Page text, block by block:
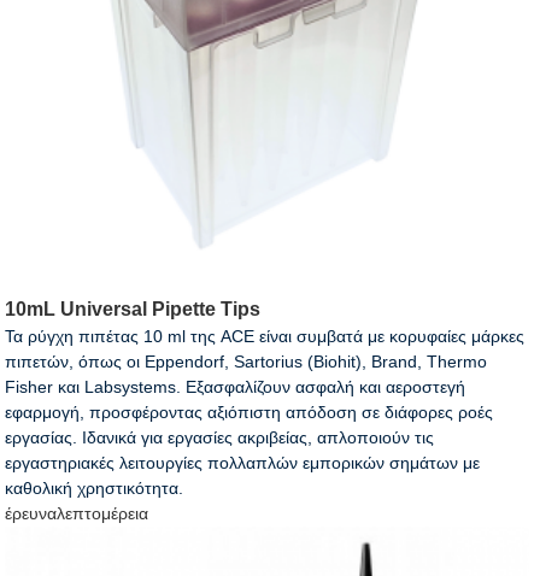
10mL Universal Pipette Tips
Τα ρύγχη πιπέτας 10 ml της ACE είναι συμβατά με κορυφαίες μάρκες
πιπετών, όπως οι Eppendorf, Sartorius (Biohit), Brand, Thermo
Fisher και Labsystems. Εξασφαλίζουν ασφαλή και αεροστεγή
εφαρμογή, προσφέροντας αξιόπιστη απόδοση σε διάφορες ροές
εργασίας. Ιδανικά για εργασίες ακριβείας, απλοποιούν τις
εργαστηριακές λειτουργίες πολλαπλών εμπορικών σημάτων με
καθολική χρηστικότητα.
έρευναλεπτομέρεια